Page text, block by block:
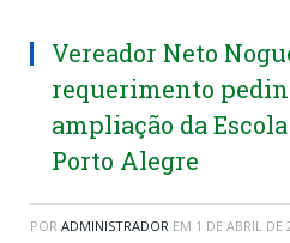
Vereador Neto
requerimento
ampliação da
Porto Alegre
POR ADMINISTRADOR EM 1 DE ABRIL DE